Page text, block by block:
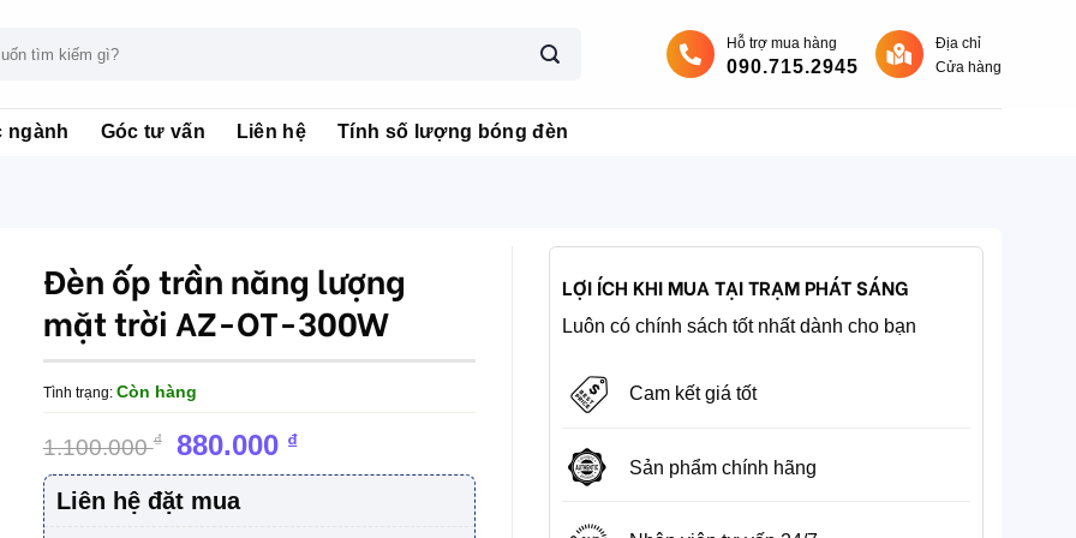
Hỗ trợ mua hàng
090.715.2945
Địa chỉ
Cửa hàng
ngành Góc tư vấn Liên hệ Tính số lượng bóng đèn
Đèn ốp trần năng lượng
mặt trời AZ-OT-300W
Tình trạng: Còn hàng
1.100.000₫
Giá
gốc
là:
880.000 ₫Giá
hiện
Liên hệ đặt mua
LỢI ÍCH KHI MUA TẠI TRẠM PHÁT SÁNG
Luôn có chính sách tốt nhất dành cho bạn
Cam kết giá tốt
Sản phẩm chính hãng